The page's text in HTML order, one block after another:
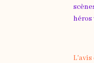
héros
L'avis